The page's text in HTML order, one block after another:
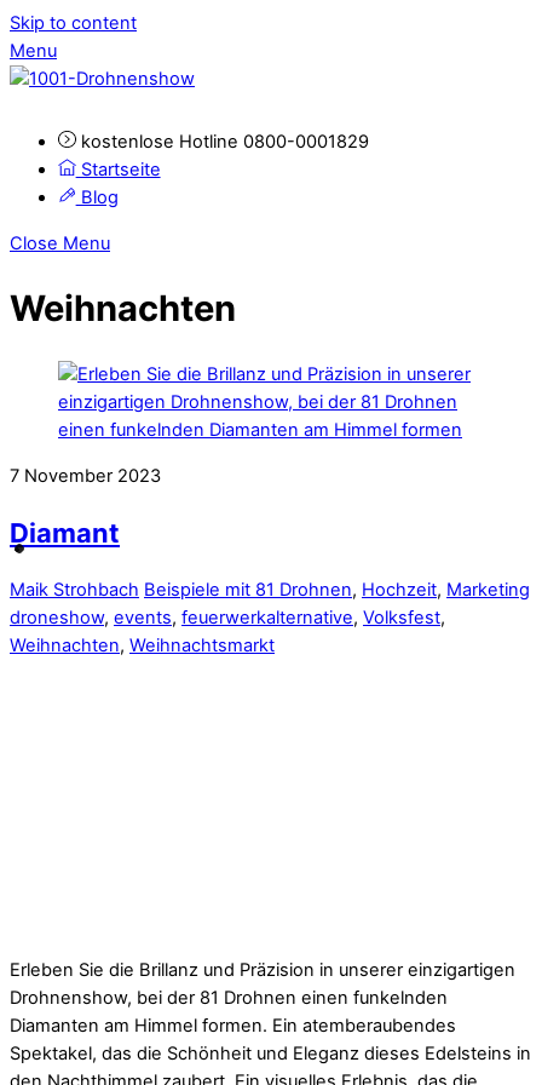
Skip to content
Menu
kostenlose Hotline 0800-0001829
Startseite
Blog
Close Menu
Weihnachten
7 November 2023
Diamant
Maik Strohbach Beispiele mit 81 Drohnen, Hochzeit, Marketing
droneshow, events, feuerwerkalternative, Volksfest,
Weihnachten, Weihnachtsmarkt
Erleben Sie die Brillanz und Präzision in unserer einzigartigen
Drohnenshow, bei der 81 Drohnen einen funkelnden
Diamanten am Himmel formen. Ein atemberaubendes
Spektakel, das die Schönheit und Eleganz dieses Edelsteins in